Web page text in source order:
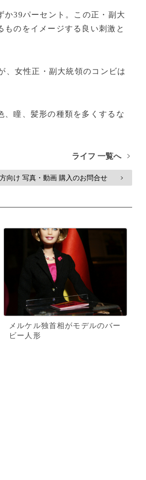
39パーセント。この正・副大
のをイメージする良い刺激と
、女性正・副大統領のコンビは
瞳、髪形の種類を多くするな
ライフ 一覧へ >
向け 写真・動画 購入のお問合せ >
メルケル独首相がモデルのバー
ビー人形